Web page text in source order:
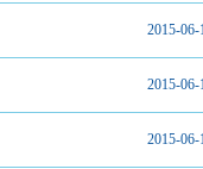
2015-06-
2015-06-
2015-06-